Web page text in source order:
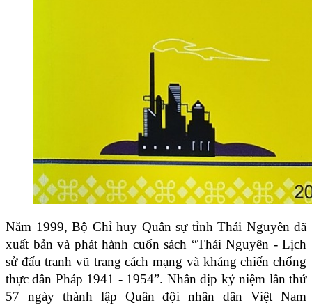
Năm 1999, Bộ Chỉ huy Quân sự tỉnh Thái Nguyên đã
xuất bản và phát hành cuốn sách “Thái Nguyên - Lịch
sử đấu tranh vũ trang cách mạng và kháng chiến chống
thực dân Pháp 1941 - 1954”. Nhân dịp kỷ niệm lần thứ
57 ngày thành lập Quân đội nhân dân Việt Nam